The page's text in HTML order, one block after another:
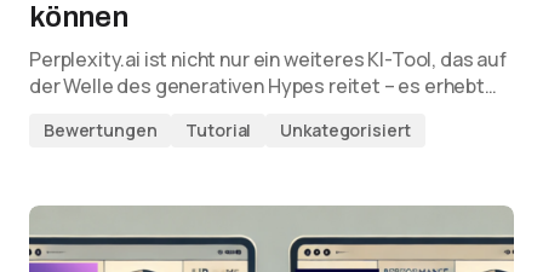
können
Perplexity.ai ist nicht nur ein weiteres KI-Tool, das auf
der Welle des generativen Hypes reitet – es erhebt…
Bewertungen Tutorial Unkategorisiert